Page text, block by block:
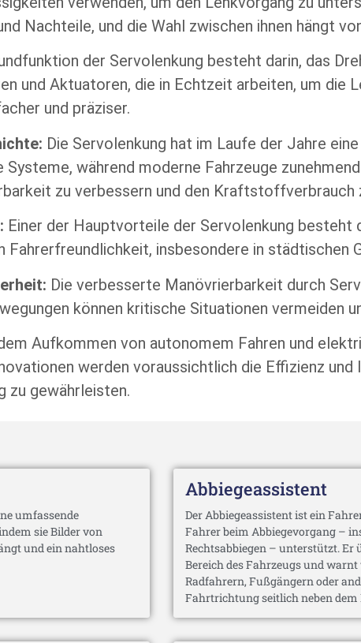
Nachteile, und die Wahl zwischen ihnen hängt
der Servolenkung besteht darin, das
und Aktuatoren, die in Echtzeit arbeiten, um die
und präziser.
Die Servolenkung hat im Laufe der Jahre
Systeme, während moderne Fahrzeuge
zu verbessern und den Kraftstoffverbrauch
Einer der Hauptvorteile der Servolenkung besteht
insbesondere in städtischen
Die verbesserte Manövrierbarkeit durch
können kritische Situationen vermeiden
Aufkommen von autonomem Fahren und
werden voraussichtlich die Effizienz
zu gewährleisten.
umfassende
sie Bilder von
und ein nahtloses
Abbiegeassistent
Der Abbiegeassistent ist ein
Fahrer beim Abbiegevorgang –
Rechtsabbiegen – unterstützt. Er
Bereich des Fahrzeugs und
Radfahrern, Fußgängern oder
Fahrtrichtung seitlich neben dem